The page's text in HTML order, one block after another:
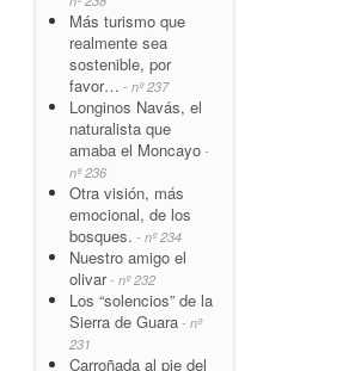
Más turismo que
realmente sea
sostenible, por
favor… - nº 237
Longinos Navás, el
naturalista que
amaba el Moncayo -
nº 236
Otra visión, más
emocional, de los
bosques. - nº 234
Nuestro amigo el
olivar- nº 232
Los “solencios” de la
Sierra de Guara - nº
231
Carroñada al pie del